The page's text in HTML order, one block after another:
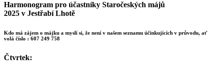
Harmonogram pro účastníky Staročeských májů
2025 v Jestřabí Lhotě
Kdo má zájem o májku a myslí si, že není v našem seznamu účinkujících v průvodu, ať
volá číslo : 607 249 758
Čtvrtek: